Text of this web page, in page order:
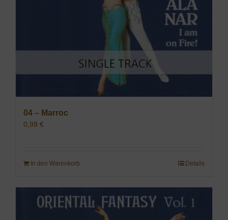
04 – Marroc
0,99 €
In den Warenkorb Details